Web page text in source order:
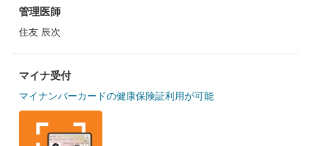
管理医師
住友 辰次
マイナ受付
マイナンバーカードの健康保険証利用が可能